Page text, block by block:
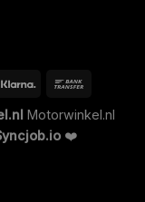
Motorwinkel.nl
❤️